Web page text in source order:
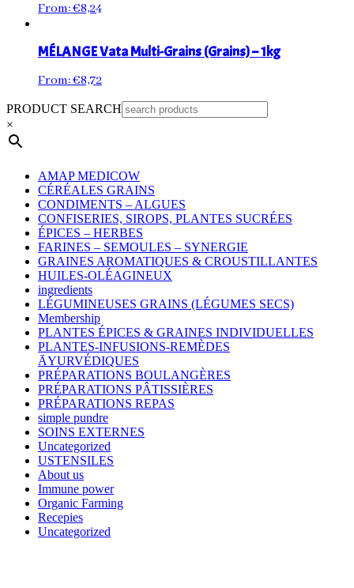
From:€8,24
MÉLANGE Vata Multi-Grains (Grains) – 1kg
From:€8,72
PRODUCT SEARCH
×
AMAP MEDICOW
CÉRÉALES GRAINS
CONDIMENTS – ALGUES
CONFISERIES, SIROPS, PLANTES SUCRÉES
ÉPICES – HERBES
FARINES – SEMOULES – SYNERGIE
GRAINES AROMATIQUES & CROUSTILLANTES
HUILES-OLÉAGINEUX
ingredients
LÉGUMINEUSES GRAINS (LÉGUMES SECS)
Membership
PLANTES ÉPICES & GRAINES INDIVIDUELLES
PLANTES-INFUSIONS-REMÈDES
ĀYURVÉDIQUES
PRÉPARATIONS BOULANGÈRES
PRÉPARATIONS PÂTISSIÈRES
PRÉPARATIONS REPAS
simple pundre
SOINS EXTERNES
Uncategorized
USTENSILES
About us
Immune power
Organic Farming
Recepies
Uncategorized